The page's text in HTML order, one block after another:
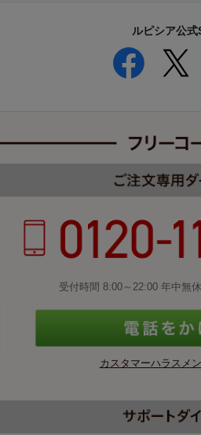
ルピシア公式
受付時間 8:00～22:00 年中無
カスタマーハラスメ